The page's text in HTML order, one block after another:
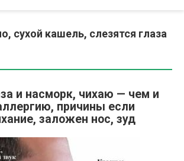
сухой кашель, слезятся глаза
и насморк, чихаю — чем и
причины если
заложен нос, зуд